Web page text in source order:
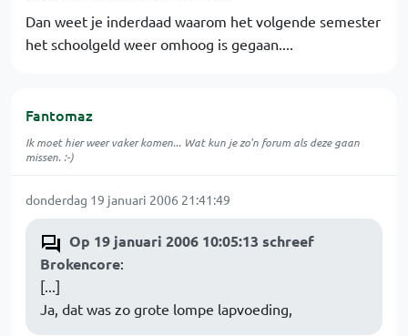
Dan weet je inderdaad waarom het volgende semester
het schoolgeld weer omhoog is gegaan....
Fantomaz
Ik moet hier weer vaker komen... Wat kun je zo'n forum als deze gaan
missen. :-)
donderdag 19 januari 2006 21:41:49
Op 19 januari 2006 10:05:13 schreef
Brokencore:
[...]
Ja, dat was zo grote lompe lapvoeding,